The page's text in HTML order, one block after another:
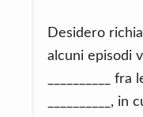
Desidero
alcuni episodi
__________
__________,